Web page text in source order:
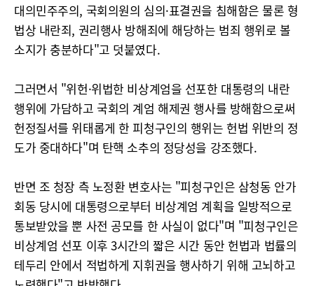
대의민주주의, 국회의원의 심의·표결권을 침해함은 물론 형
법상 내란죄, 권리행사 방해죄에 해당하는 범죄 행위로 볼
소지가 충분하다"고 덧붙였다.
그러면서 "위헌·위법한 비상계엄을 선포한 대통령의 내란
행위에 가담하고 국회의 계엄 해제권 행사를 방해함으로써
헌정질서를 위태롭게 한 피청구인의 행위는 헌법 위반의 정
도가 중대하다"며 탄핵 소추의 정당성을 강조했다.
반면 조 청장 측 노정환 변호사는 "피청구인은 삼청동 안가
회동 당시에 대통령으로부터 비상계엄 계획을 일방적으로
통보받았을 뿐 사전 공모를 한 사실이 없다"며 "피청구인은
비상계엄 선포 이후 3시간의 짧은 시간 동안 헌법과 법률의
테두리 안에서 적법하게 지휘권을 행사하기 위해 고뇌하고